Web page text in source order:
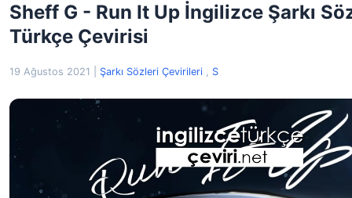
Sheff G - Run It Up İngilizce Şarkı
Türkçe Çevirisi
19 Ağustos 2021 Şarkı Sözleri Çevirileri , S